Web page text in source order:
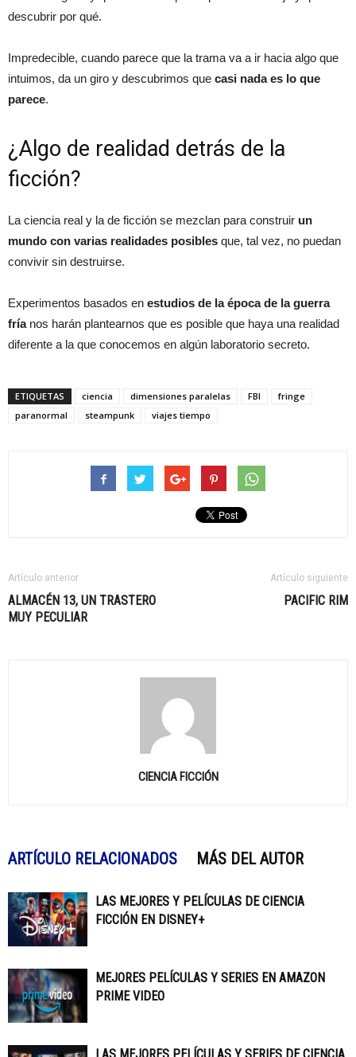
descubrir por qué.
Impredecible, cuando parece que la trama va a ir hacia algo que
intuimos, da un giro y descubrimos que casi nada es lo que
parece.
¿Algo de realidad detrás de la
ficción?
La ciencia real y la de ficción se mezclan para construir un
mundo con varias realidades posibles que, tal vez, no puedan
convivir sin destruirse.
Experimentos basados en estudios de la época de la guerra
fríanos harán plantearnos que es posible que haya una realidad
diferente a la que conocemos en algún laboratorio secreto.
ETIQUETAS ciencia dimensiones paralelas FBI
fringe
paranormal
steampunk viajes tiempo
Artículo anterior
ALMACÉN 13, UN TRASTERO
MUY PECULIAR
Artículo siguiente
PACIFIC RIM
CIENCIA FICCIÓN
ARTÍCULO RELACIONADOS MÁS DEL AUTOR
LAS MEJORES Y PELÍCULAS DE CIENCIA
FICCIÓN EN DISNEY+
MEJORES PELÍCULAS Y SERIES EN AMAZON
PRIME VIDEO
LAS MEJORES PELÍCULAS Y SERIES DE CIENCIA